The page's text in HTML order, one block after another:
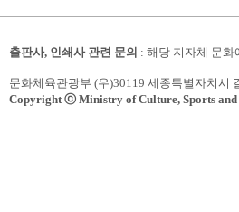
출판사, 인쇄사 관련 문의 : 해당 지자체 문화
문화체육관광부 (우)30119 세종특별자치시
Copyright ⓒ Ministry of Culture, Sports